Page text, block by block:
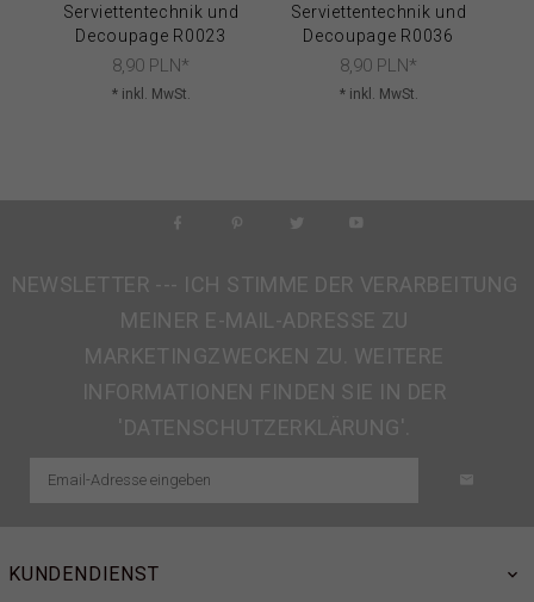
Serviettentechnik und
Decoupage R0023
8, 90 PLN*
* inkl. MwSt.
Serviettentechnik und
Decoupage R0036
8, 90 PLN*
* inkl. MwSt.
NEWSLETTER --- ICH STIMME DER VERARBEITUNG
MEINER E-MAIL-ADRESSE ZU
MARKETINGZWECKEN ZU. WEITERE
INFORMATIONEN FINDEN SIE IN DER
'DATENSCHUTZERKLÄRUNG'.
KUNDENDIENST